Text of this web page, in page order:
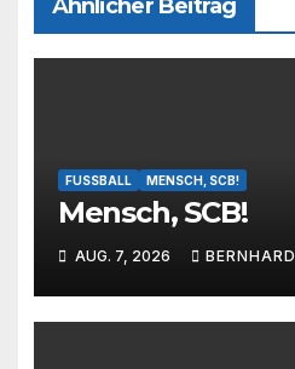
Ähnlicher Beitrag
FUSSBALL MENSCH, SCB!
Mensch, SCB!
AUG. 7, 2026 BERNHARD